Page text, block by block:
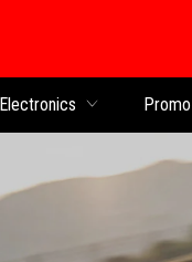
Electronics